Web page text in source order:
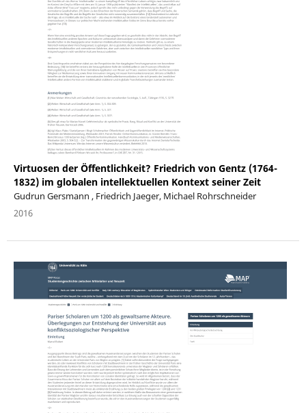
Virtuosen der Öffentlichkeit? Friedrich von Gentz (1764-
1832) im globalen intellektuellen Kontext seiner Zeit
Gudrun Gersmann , Friedrich Jaeger, Michael Rohrschneider
2016